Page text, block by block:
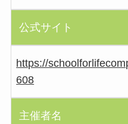
公式サイト
https://
608
主催者名